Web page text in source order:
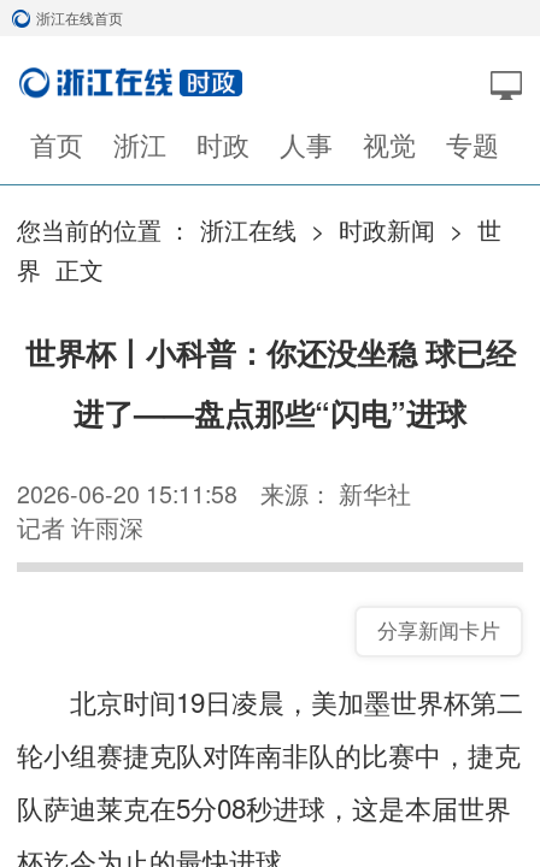
浙江在线首页
首页 浙江 时政 人事 视觉 专题
您当前的位置 ： 浙江在线 > 时政新闻 > 世
界 正文
世界杯丨小科普：你还没坐稳 球已经
进了——盘点那些“闪电”进球
2026-06-20 15:11:58
来源： 新华社
记者 许雨深
分享新闻卡片
北京时间19日凌晨，美加墨世界杯第二
轮小组赛捷克队对阵南非队的比赛中，捷克
队萨迪莱克在5分08秒进球，这是本届世界
杯迄今为止的最快进球。